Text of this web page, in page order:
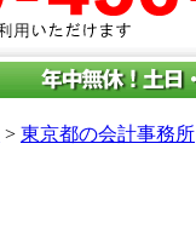
> 東京都の会計事務所